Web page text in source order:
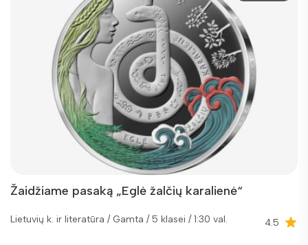
Žaidžiame pasaką „Eglė žalčių karalienė“
Lietuvių k. ir literatūra / Gamta / 5 klasei / 1:30 val. 4.5